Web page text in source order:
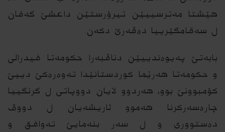
هێشتا مه‌ترسییێن تیرۆرستێن داعشێ گه‌فان
ل سه‌قامگێرییا ده‌ڤه‌رێ دكه‌ن.
بابه‌تێ په‌یوه‌ندییێن دناڤبه‌را حكومه‌تا فیدرالى
و حكومه‌تا هه‌رێما كوردستانێدا ته‌وه‌ره‌كێ دییێ
كۆمبوونێ بوو، هه‌ردوو لایان دووپاتى ل گرنگییا
چاره‌سه‌ركرنا هه‌موو ئاریشه‌یان ل دووڤ
ده‌ستوورى و ل سه‌ر بنه‌مایێ ته‌وافق و